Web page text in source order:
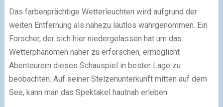
Das farbenprächtige Wetterleuchten wird aufgrund der
weiten Entfernung als nahezu lautlos wahrgenommen. Ein
Forscher, der sich hier niedergelassen hat um das
Wetterphänomen näher zu erforschen, ermöglicht
Abenteurern dieses Schauspiel in bester Lage zu
beobachten. Auf seiner Stelzenunterkunft mitten auf dem
See, kann man das Spektakel hautnah erleben.